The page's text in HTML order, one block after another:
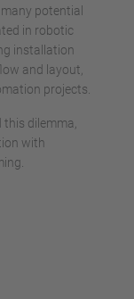
potential
in robotic
installation
and layout,
projects.
dilemma,
with